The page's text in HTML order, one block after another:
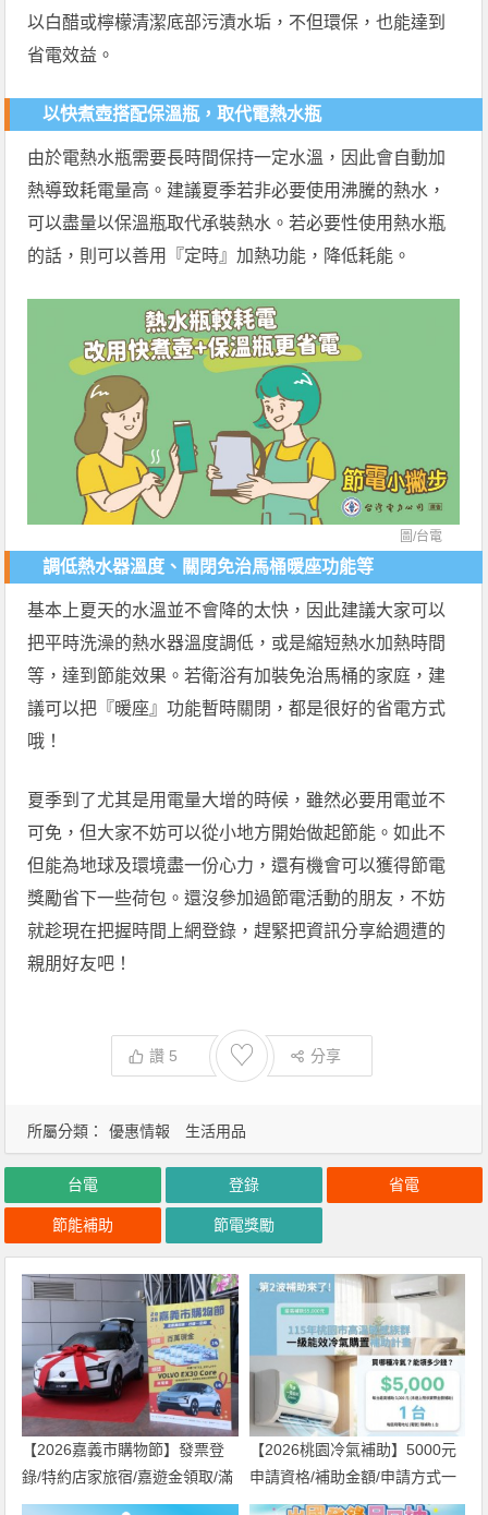
以白醋或檸檬清潔底部污漬水垢，不但環保，也能達到
省電效益。
以快煮壺搭配保溫瓶，取代電熱水瓶
由於電熱水瓶需要長時間保持一定水溫，因此會自動加
熱導致耗電量高。建議夏季若非必要使用沸騰的熱水，
可以盡量以保溫瓶取代承裝熱水。若必要性使用熱水瓶
的話，則可以善用『定時』加熱功能，降低耗能。
圖/台電
調低熱水器溫度、關閉免治馬桶暖座功能等
基本上夏天的水溫並不會降的太快，因此建議大家可以
把平時洗澡的熱水器溫度調低，或是縮短熱水加熱時間
等，達到節能效果。若衛浴有加裝免治馬桶的家庭，建
議可以把『暖座』功能暫時關閉，都是很好的省電方式
哦！
夏季到了尤其是用電量大增的時候，雖然必要用電並不
可免，但大家不妨可以從小地方開始做起節能。如此不
但能為地球及環境盡一份心力，還有機會可以獲得節電
獎勵省下一些荷包。還沒參加過節電活動的朋友，不妨
就趁現在把握時間上網登錄，趕緊把資訊分享給週遭的
親朋好友吧！
讚 5 ♡ 分享
所屬分類： 優惠情報 生活用品
台電 登錄 省電
節能補助 節電獎勵
【2026嘉義市購物節】發票登
錄/特約店家旅宿/嘉遊金領取/滿
千送百活動一次看！
【2026桃園冷氣補助】5000元
申請資格/補助金額/申請方式一
次看！